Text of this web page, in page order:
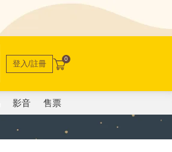
登入/註冊 0
影音 售票